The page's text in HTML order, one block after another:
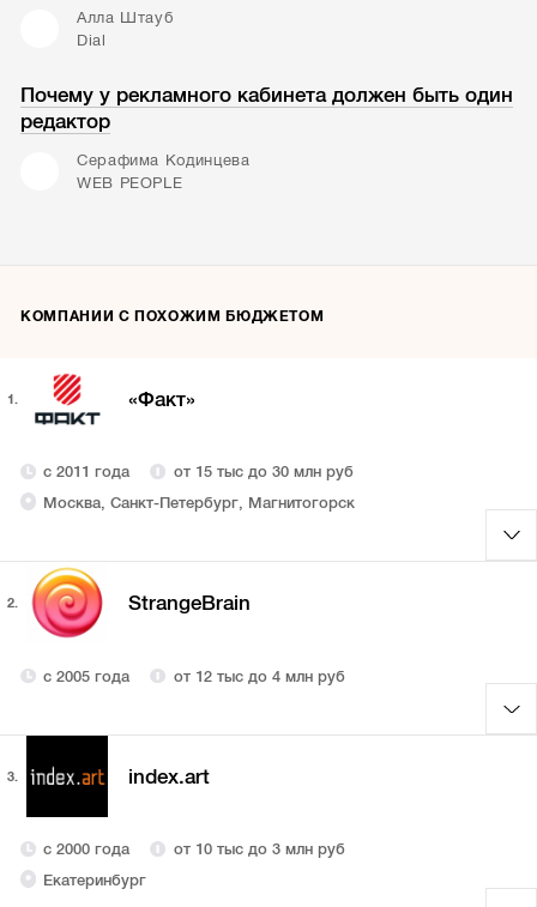
Алла Штауб
Dial
Почему у рекламного кабинета должен быть один
редактор
Серафима Кодинцева
WEB PEOPLE
КОМПАНИИ С ПОХОЖИМ БЮДЖЕТОМ
1. «Факт»
с 2011 года
от 15 тыс до 30 млн руб
Москва, Санкт-Петербург, Магнитогорск
2. StrangeBrain
с 2005 года от 12 тыс до 4 млн руб
3. index.art
с 2000 года
от 10 тыс до 3 млн руб
Екатеринбург